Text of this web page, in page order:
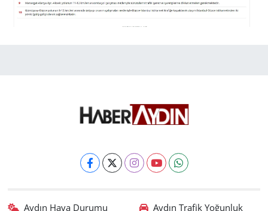
Aydın Hava Durumu Aydın Trafik Yoğunluk